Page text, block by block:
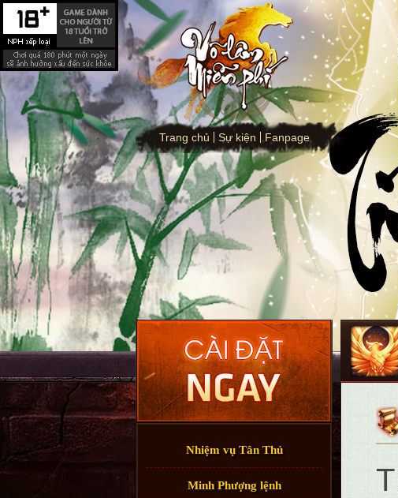
Trang chủ Sự kiện Fanpage
Nhiệm vụ Tân Thủ
Minh Phượng lệnh T